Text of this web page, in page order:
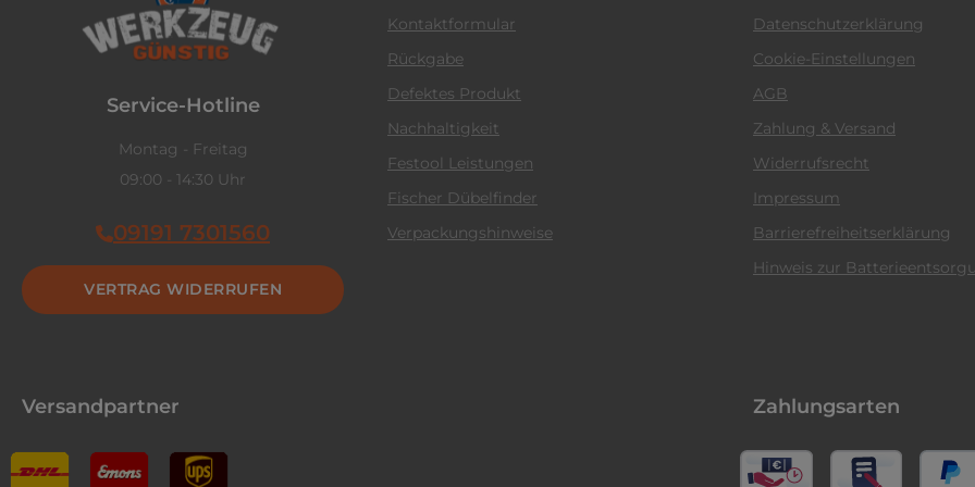
Service-Hotline
Montag - Freitag
09:00 - 14:30 Uhr
09191 7301560
VERTRAG WIDERRUFEN
Kontaktformular
Rückgabe
Defektes Produkt
Nachhaltigkeit
Festool Leistungen
Fischer Dübelfinder
Verpackungshinweise
Datenschutzerklärung
Cookie-Einstellungen
AGB
Zahlung & Versand
Widerrufsrecht
Impressum
Barrierefreiheitserklärung
Hinweis zur
Versandpartner Zahlungsarten